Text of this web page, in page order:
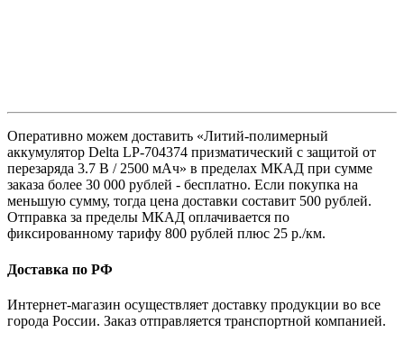
Оперативно можем доставить «Литий-полимерный
аккумулятор Delta LP-704374 призматический с защитой от
перезаряда 3.7 В / 2500 мАч» в пределах МКАД при сумме
заказа более 30 000 рублей - бесплатно. Если покупка на
меньшую сумму, тогда цена доставки составит 500 рублей.
Отправка за пределы МКАД оплачивается по
фиксированному тарифу 800 рублей плюс 25 р./км.
Доставка по РФ
Интернет-магазин осуществляет доставку продукции во все
города России. Заказ отправляется транспортной компанией.